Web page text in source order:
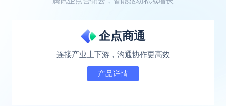
企点商通
连接产业上下游，沟通协作更高效
产品详情